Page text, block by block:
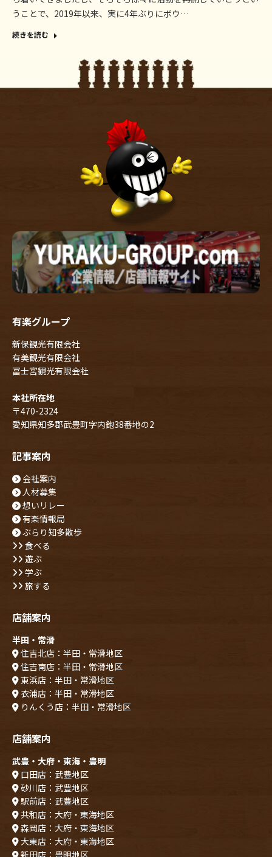
うことで、2019年以来、実に4年ぶりにボウ…
続きを読む
有楽グループ
新保観光有限会社
有美観光有限会社
冨士宮観光有限会社
本社所在地
〒470-2324
愛知県知多郡武豊町字内鉋38番地の2
記事案内
会社案内
人材募集
想いリレー
有楽情報局
ぶらり知多散歩
食べる
遊ぶ
学ぶ
旅する
店舗案内
半田・常滑
住吉北店：半田・常滑地区
住吉南店：半田・常滑地区
東浜店：半田・常滑地区
衣浦店：半田・常滑地区
りんくう店：半田・常滑地区
店舗案内
武豊・大府・東海・豊明
口田店：武豊地区
砂川店：武豊地区
駅前店：武豊地区
共和店：大府・東海地区
森岡店：大府・東海地区
大東店：大府・東海地区
新田店：豊明地区